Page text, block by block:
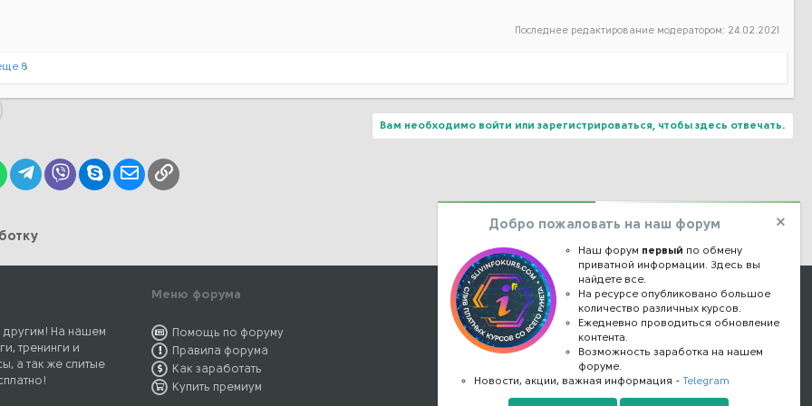
Последнее редактирование модератором: 24.02.2021
8
Вам необходимо войти или зарегистрироваться, чтобы здесь отвечать.
WhatsAppTelegram
ViberSkypeЭлектронная почта
Ссылка
На нашем
тренинги и
а так же слитые
Меню форума
Помощь по форуму
Правила форума
Как заработать
Купить премиум
Наши контакты
kursstore@mail.ru
Обратная связь
Конфиденциальность
Правообладателям
Добро пожаловать на наш форум
Наш форум первый по обмену
приватной информации. Здесь вы
найдете все.
На ресурсе опубликовано большое
количество различных курсов.
Ежедневно проводиться обновление
контента.
Возможность заработка на нашем
форуме.
Новости, акции, важная информация - Telegram